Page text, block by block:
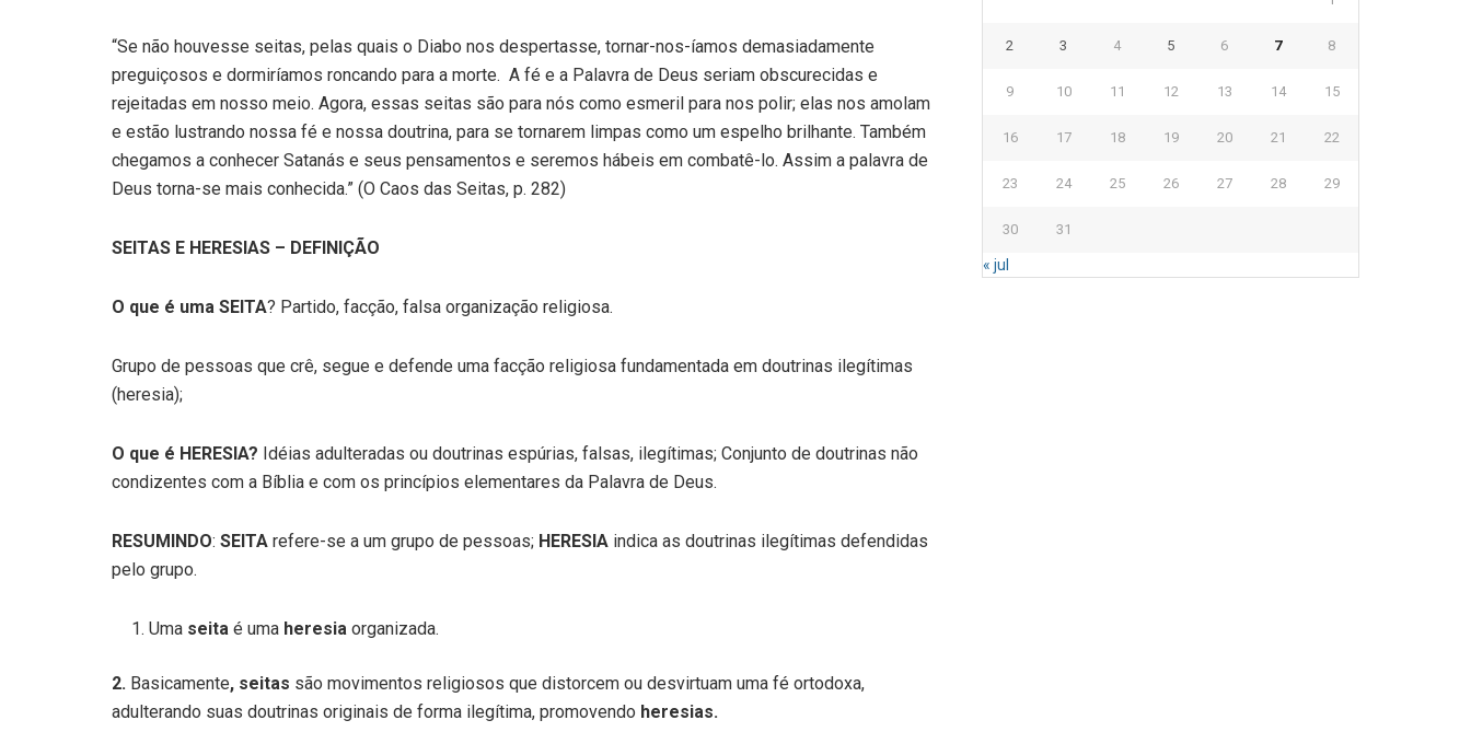
“Se não houvesse seitas, pelas quais o Diabo nos despertasse, tornar-nos-íamos demasiadamente
preguiçosos e dormiríamos roncando para a morte. A fé e a Palavra de Deus seriam obscurecidas e
rejeitadas em nosso meio. Agora, essas seitas são para nós como esmeril para nos polir; elas nos amolam
e estão lustrando nossa fé e nossa doutrina, para se tornarem limpas como um espelho brilhante. Também
chegamos a conhecer Satanás e seus pensamentos e seremos hábeis em combatê-lo. Assim a palavra de
Deus torna-se mais conhecida.” (O Caos das Seitas, p. 282)
SEITAS E HERESIAS – DEFINIÇÃO
O que é uma SEITA? Partido, facção, falsa organização religiosa.
Grupo de pessoas que crê, segue e defende uma facção religiosa fundamentada em doutrinas ilegítimas
(heresia);
O que é HERESIA? Idéias adulteradas ou doutrinas espúrias, falsas, ilegítimas; Conjunto de doutrinas não
condizentes com a Bíblia e com os princípios elementares da Palavra de Deus.
RESUMINDO: SEITA refere-se a um grupo de pessoas; HERESIA indica as doutrinas ilegítimas defendidas
pelo grupo.
Uma seita é uma heresia organizada.
2. Basicamente, seitas são movimentos religiosos que distorcem ou desvirtuam uma fé ortodoxa,
adulterando suas doutrinas originais de forma ilegítima, promovendo heresias.
2 3 4 5 6 7 8
9 10 11 12 13 14 15
16 17 18 19 20 21 22
23 24 25 26 27 28 29
30 31
« jul